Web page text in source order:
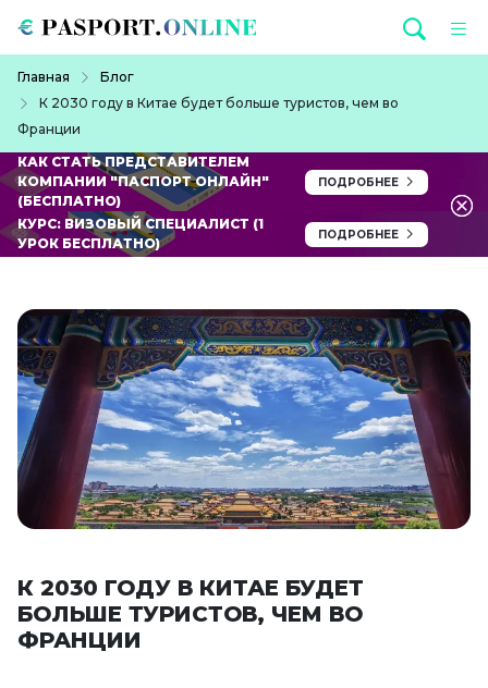
Главная
Блог
К 2030 году в Китае будет больше туристов, чем во
Франции
КАК СТАТЬ ПРЕДСТАВИТЕЛЕМ
КОМПАНИИ "ПАСПОРТ ОНЛАЙН"
(БЕСПЛАТНО)
ПОДРОБНЕЕ
КУРС: ВИЗОВЫЙ СПЕЦИАЛИСТ (1
УРОК БЕСПЛАТНО)
ПОДРОБНЕЕ
К 2030 ГОДУ В КИТАЕ БУДЕТ
БОЛЬШЕ ТУРИСТОВ, ЧЕМ ВО
ФРАНЦИИ